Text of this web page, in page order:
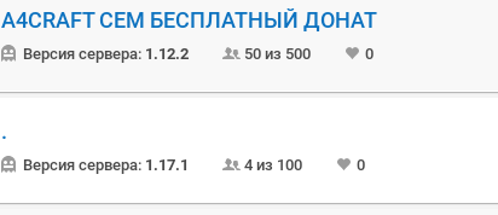
A4CRAFT СЕМ БЕСПЛАТНЫЙ ДОНАТ
Версия сервера: 1.12.2 50 из 500 0
.
Версия сервера: 1.17.1 4 из 100 0